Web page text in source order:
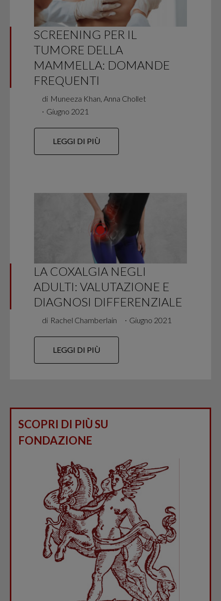
SCREENING PER IL
TUMORE DELLA
MAMMELLA: DOMANDE
FREQUENTI
di Muneeza Khan, Anna Chollet
∙ Giugno 2021
LEGGI DI PIÙ
LA COXALGIA NEGLI
ADULTI: VALUTAZIONE E
DIAGNOSI DIFFERENZIALE
di Rachel Chamberlain ∙ Giugno 2021
LEGGI DI PIÙ
SCOPRI DI PIÙ SU
FONDAZIONE